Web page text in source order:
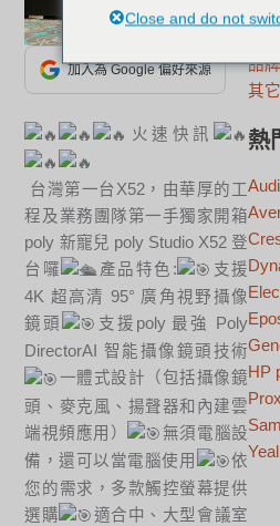
加入為 Google 偏好來源
火速快訊
台灣第一台X52，由華厚的工
程及業務團隊第一手獨家開箱
poly 新寵兒 poly Studio X52 登
台囉
產品特色:
支援
4K 超高清 95° 廣角視野攝像
鏡頭
支援poly 最強 Poly
DirectorAI 智能攝像鏡頭技術
一體式設計（包括攝像鏡
頭、麥克風、揚聲器和內建雲
端視頻應用）
無須電腦設
備，還可以當電腦使用
依
您的需求，多款觸控螢幕提供
選購
適合中、大型會議室
成
品
其它
熱
HP
Close and do not